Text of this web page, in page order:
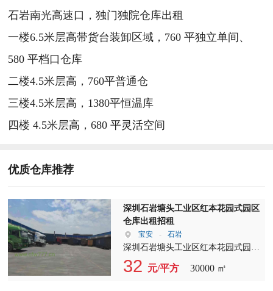
石岩南光高速口，独门独院仓库出租
一楼6.5米层高带货台装卸区域，760 平独立单间、
580 平档口仓库
二楼4.5米层高，760平普通仓
三楼4.5米层高，1380平恒温库
四楼 4.5米层高，680 平灵活空间
优质仓库推荐
深圳石岩塘头工业区红本花园式园区
仓库出租招租
宝安 - 石岩
深圳石岩塘头工业区红本花园式园区
仓库出租招租 简介：深圳石岩塘头
工业区新出红本花园式园区厂房仓库
32 元/平方 30000 ㎡